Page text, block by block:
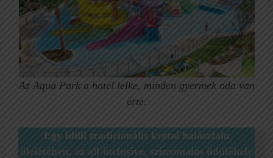
Az Aqua Park a hotel lelke, minden gyermek oda van
érte.
Egy idilli tradicionális krétai halászfalu
ölelésében, az all-inclusive, színvonalas üdülőhely